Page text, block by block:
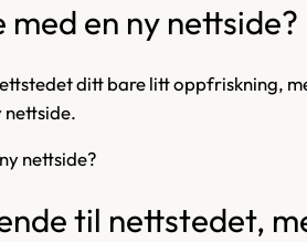
en ny nettside?
ditt bare litt oppfriskning,
nettside?
til nettstedet,